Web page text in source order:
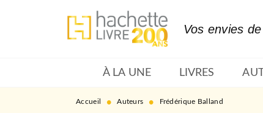
MENU RECHERCHE
Vos envies
À LA UNE LIVRES
Accueil • Auteurs • Frédérique Balland